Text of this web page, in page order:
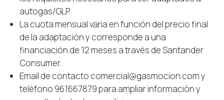
autogas/GLP.
La cuota mensual varia en función del precio final
de la adaptación y corresponde a una
financiación de 12 meses a través de Santander
Consumer.
Email de contacto comercial@gasmocion.com y
teléfono 961667879 para ampliar información y